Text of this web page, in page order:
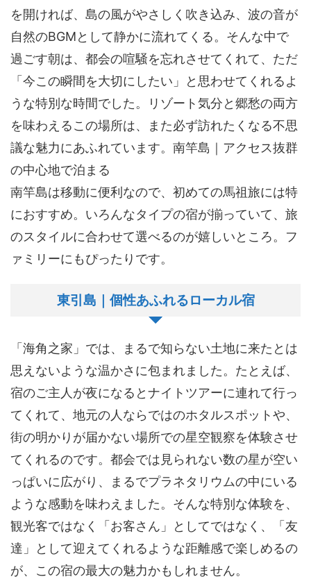
を開ければ、島の風がやさしく吹き込み、波の音が
自然のBGMとして静かに流れてくる。そんな中で
過ごす朝は、都会の喧騒を忘れさせてくれて、ただ
「今この瞬間を大切にしたい」と思わせてくれるよ
うな特別な時間でした。リゾート気分と郷愁の両方
を味わえるこの場所は、また必ず訪れたくなる不思
議な魅力にあふれています。南竿島｜アクセス抜群
の中心地で泊まる
南竿島は移動に便利なので、初めての馬祖旅には特
におすすめ。いろんなタイプの宿が揃っていて、旅
のスタイルに合わせて選べるのが嬉しいところ。フ
ァミリーにもぴったりです。
東引島｜個性あふれるローカル宿
「海角之家」では、まるで知らない土地に来たとは
思えないような温かさに包まれました。たとえば、
宿のご主人が夜になるとナイトツアーに連れて行っ
てくれて、地元の人ならではのホタルスポットや、
街の明かりが届かない場所での星空観察を体験させ
てくれるのです。都会では見られない数の星が空い
っぱいに広がり、まるでプラネタリウムの中にいる
ような感動を味わえました。そんな特別な体験を、
観光客ではなく「お客さん」としてではなく、「友
達」として迎えてくれるような距離感で楽しめるの
が、この宿の最大の魅力かもしれません。